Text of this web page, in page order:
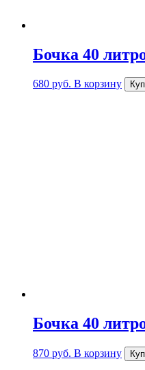
Бочка 40
680 руб. В корзину
Бочка 40
870 руб. В корзину